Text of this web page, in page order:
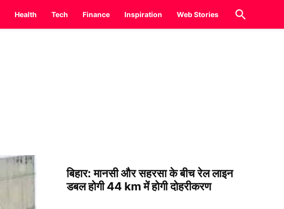
Health Tech Finance Inspiration Web Stories
Open
Search
बिहार: मानसी और सहरसा के बीच रेल लाइन
डबल होगी 44 km में होगी दोहरीकरण